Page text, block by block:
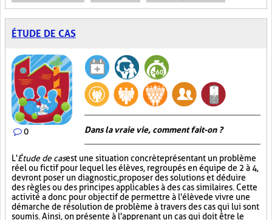
ÉTUDE DE CAS
0 Dans la vraie vie, comment fait-on ?
L'Étude de casest une situation concrète présentant un problème
réel ou fictif pour lequel les élèves, regroupés en équipe de 2 à 4,
devront poser un diagnostic, proposer des solutions et déduire
des règles ou des principes applicables à des cas similaires. Cette
activité a donc pour objectif de permettre à l'élève de vivre une
démarche de résolution de problème à travers des cas qui lui sont
soumis. Ainsi, on présente à l'apprenant un cas qui doit être le